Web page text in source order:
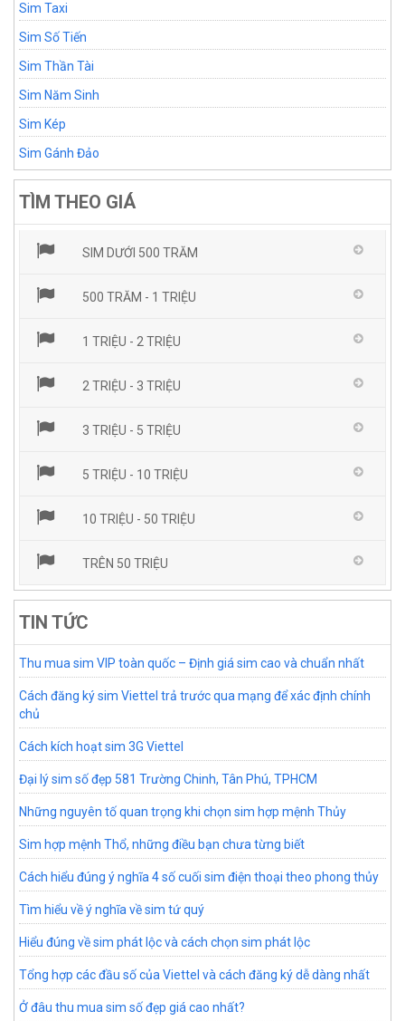
Sim Taxi
Sim Số Tiến
Sim Thần Tài
Sim Năm Sinh
Sim Kép
Sim Gánh Đảo
TÌM THEO GIÁ
SIM DƯỚI 500 TRĂM
500 TRĂM - 1 TRIỆU
1 TRIỆU - 2 TRIỆU
2 TRIỆU - 3 TRIỆU
3 TRIỆU - 5 TRIỆU
5 TRIỆU - 10 TRIỆU
10 TRIỆU - 50 TRIỆU
TRÊN 50 TRIỆU
TIN TỨC
Thu mua sim VIP toàn quốc – Định giá sim cao và chuẩn nhất
Cách đăng ký sim Viettel trả trước qua mạng để xác định chính
chủ
Cách kích hoạt sim 3G Viettel
Đại lý sim số đẹp 581 Trường Chinh, Tân Phú, TPHCM
Những nguyên tố quan trọng khi chọn sim hợp mệnh Thủy
Sim hợp mệnh Thổ, những điều bạn chưa từng biết
Cách hiểu đúng ý nghĩa 4 số cuối sim điện thoại theo phong thủy
Tìm hiểu về ý nghĩa về sim tứ quý
Hiểu đúng về sim phát lộc và cách chọn sim phát lộc
Tổng hợp các đầu số của Viettel và cách đăng ký dễ dàng nhất
Ở đâu thu mua sim số đẹp giá cao nhất?